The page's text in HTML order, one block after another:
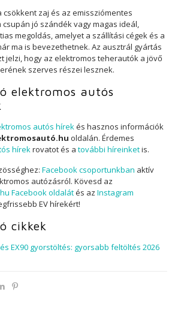
csökkent zaj és az emissziómentes
jó szándék vagy magas ideál,
megoldás, amelyet a szállítási cégek és a
ma is bevezethetnek. Az ausztrál gyártás
jelzi, hogy az elektromos teherautók a jövő
szerves részei lesznek.
elektromos autós
autós hírekés hasznos információk
oldalán. Érdemes
hírekrovatot és a további híreinketis.
Facebook csoportunkban aktív
autózásról. Kövesd az
Facebook oldalátés az Instagram
EV hírekért!
cikkek
EX90 gyorstöltés: gyorsabb feltöltés 2026